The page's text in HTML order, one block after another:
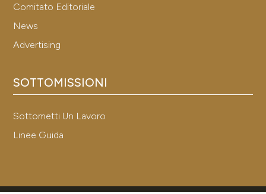
Comitato Editoriale
News
Advertising
SOTTOMISSIONI
Sottometti Un Lavoro
Linee Guida